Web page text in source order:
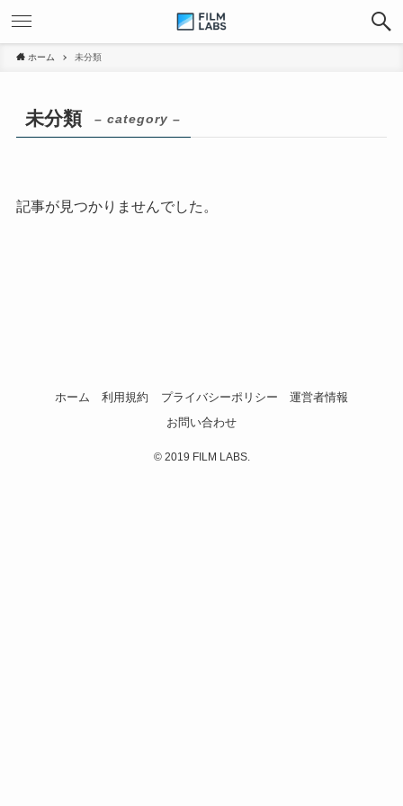
ホーム 未分類
未分類 – category –
記事が見つかりませんでした。
ホーム 利用規約 プライバシーポリシー
運営者情報
お問い合わせ
© 2019 FILM LABS.